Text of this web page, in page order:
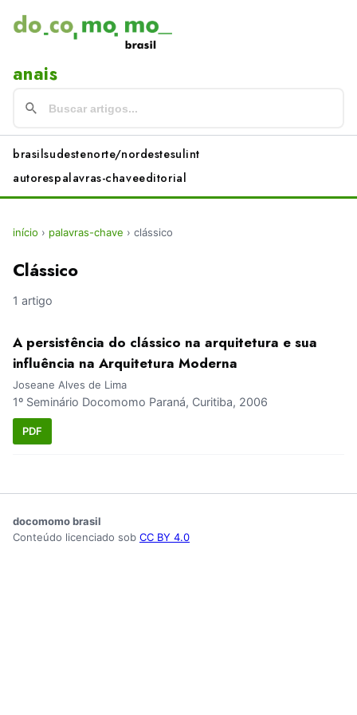
anais
brasilsudestenorte/nordestesulint
autorespalavras-chaveeditorial
início › palavras-chave › clássico
Clássico
1 artigo
A persistência do clássico na arquitetura e sua
influência na Arquitetura Moderna
Joseane Alves de Lima
1º Seminário Docomomo Paraná, Curitiba, 2006
PDF
docomomo brasil
Conteúdo licenciado sob CC BY 4.0